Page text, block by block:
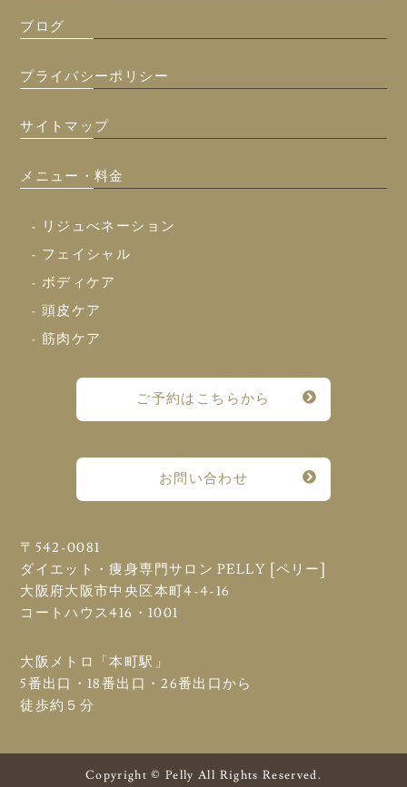
ブログ
プライバシーポリシー
サイトマップ
メニュー・料金
- リジュべネーション
- フェイシャル
- ボディケア
- 頭皮ケア
- 筋肉ケア
ご予約はこちらから
お問い合わせ
〒542-0081
ダイエット・痩身専門サロン PELLY [ペリー]
大阪府大阪市中央区本町4-4-16
コートハウス416・1001
大阪メトロ「本町駅」
5番出口・18番出口・26番出口から
徒歩約５分
Copyright © Pelly All Rights Reserved.